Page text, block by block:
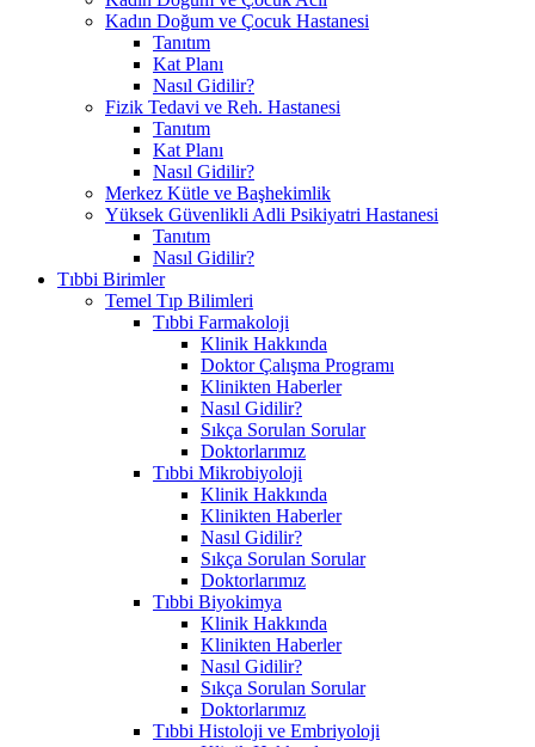
Kadın Doğum ve Çocuk Hastanesi
Tanıtım
Kat Planı
Nasıl Gidilir?
Fizik Tedavi ve Reh. Hastanesi
Tanıtım
Kat Planı
Nasıl Gidilir?
Merkez Kütle ve Başhekimlik
Yüksek Güvenlikli Adli Psikiyatri Hastanesi
Tanıtım
Nasıl Gidilir?
Tıbbi Birimler
Temel Tıp Bilimleri
Tıbbi Farmakoloji
Klinik Hakkında
Doktor Çalışma Programı
Klinikten Haberler
Nasıl Gidilir?
Sıkça Sorulan Sorular
Doktorlarımız
Tıbbi Mikrobiyoloji
Klinik Hakkında
Klinikten Haberler
Nasıl Gidilir?
Sıkça Sorulan Sorular
Doktorlarımız
Tıbbi Biyokimya
Klinik Hakkında
Klinikten Haberler
Nasıl Gidilir?
Sıkça Sorulan Sorular
Doktorlarımız
Tıbbi Histoloji ve Embriyoloji